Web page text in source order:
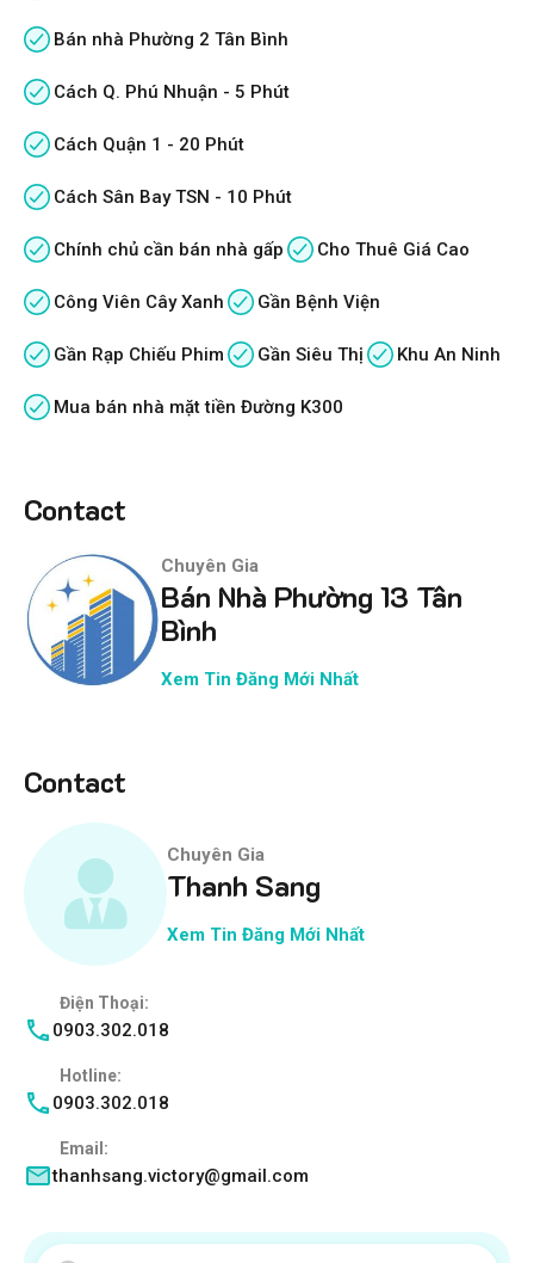
Bán nhà Phường 2 Tân Bình
Cách Q. Phú Nhuận - 5 Phút
Cách Quận 1 - 20 Phút
Cách Sân Bay TSN - 10 Phút
Chính chủ cần bán nhà gấp Cho Thuê Giá Cao
Công Viên Cây Xanh Gần Bệnh Viện
Gần Rạp Chiếu Phim Gần Siêu Thị Khu An Ninh
Mua bán nhà mặt tiền Đường K300
Contact
Chuyên Gia
Bán Nhà Phường 13 Tân
Bình
Xem Tin Đăng Mới Nhất
Contact
Chuyên Gia
Thanh Sang
Xem Tin Đăng Mới Nhất
Điện Thoại:
0903.302.018
Hotline:
0903.302.018
Email:
thanhsang.victory@gmail.com